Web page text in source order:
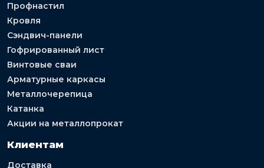
Профнастил
Кровля
Сэндвич-панели
Гофрированный лист
Винтовые сваи
Арматурные каркасы
Металлочерепица
Катанка
Акции на металлопрокат
Клиентам
Доставка